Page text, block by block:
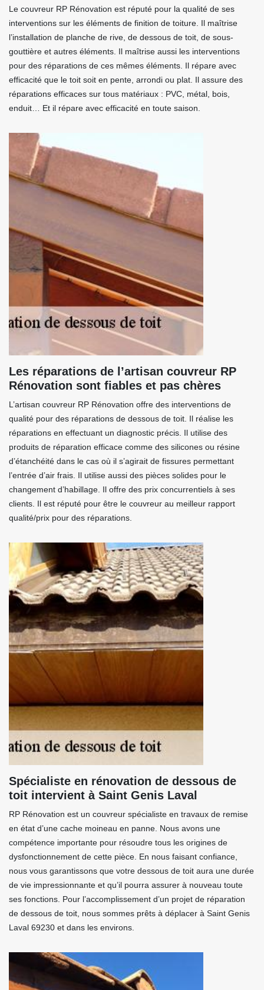
Le couvreur RP Rénovation est réputé pour la qualité de ses
interventions sur les éléments de finition de toiture. Il maîtrise
l’installation de planche de rive, de dessous de toit, de sous-
gouttière et autres éléments. Il maîtrise aussi les interventions
pour des réparations de ces mêmes éléments. Il répare avec
efficacité que le toit soit en pente, arrondi ou plat. Il assure des
réparations efficaces sur tous matériaux : PVC, métal, bois,
enduit… Et il répare avec efficacité en toute saison.
Les réparations de l’artisan couvreur RP
Rénovation sont fiables et pas chères
L’artisan couvreur RP Rénovation offre des interventions de
qualité pour des réparations de dessous de toit. Il réalise les
réparations en effectuant un diagnostic précis. Il utilise des
produits de réparation efficace comme des silicones ou résine
d’étanchéité dans le cas où il s’agirait de fissures permettant
l’entrée d’air frais. Il utilise aussi des pièces solides pour le
changement d’habillage. Il offre des prix concurrentiels à ses
clients. Il est réputé pour être le couvreur au meilleur rapport
qualité/prix pour des réparations.
Spécialiste en rénovation de dessous de
toit intervient à Saint Genis Laval
RP Rénovation est un couvreur spécialiste en travaux de remise
en état d’une cache moineau en panne. Nous avons une
compétence importante pour résoudre tous les origines de
dysfonctionnement de cette pièce. En nous faisant confiance,
nous vous garantissons que votre dessous de toit aura une durée
de vie impressionnante et qu’il pourra assurer à nouveau toute
ses fonctions. Pour l’accomplissement d’un projet de réparation
de dessous de toit, nous sommes prêts à déplacer à Saint Genis
Laval 69230 et dans les environs.